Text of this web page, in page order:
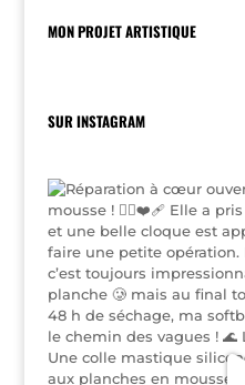
MON PROJET ARTISTIQUE
SUR INSTAGRAM